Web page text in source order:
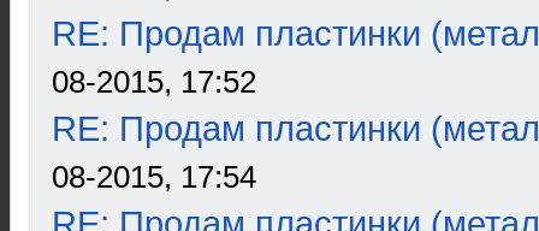
RE: Продам пластинки
08-2015, 17:52
RE: Продам пластинки
08-2015, 17:54